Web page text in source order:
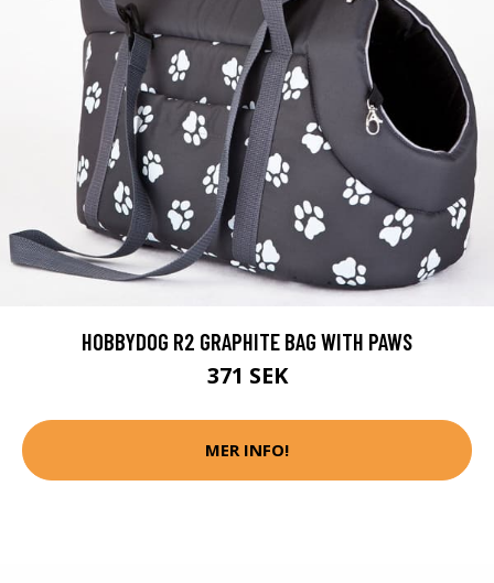
HOBBYDOG R2 GRAPHITE BAG WITH PAWS
371 SEK
MER INFO!